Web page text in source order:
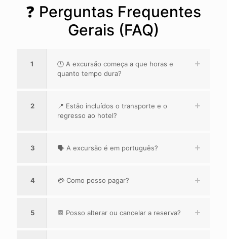
❓ Perguntas Frequentes
Gerais (FAQ)
1
🕒 A excursão começa a que horas e
quanto tempo dura?
2
📍 Estão incluídos o transporte e o
regresso ao hotel?
3 🗣️ A excursão é em português?
4 💳 Como posso pagar?
5 📆 Posso alterar ou cancelar a reserva?